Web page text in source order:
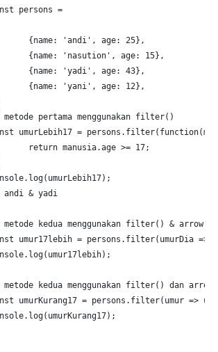
persons =
		{name: 'andi', age: 25},
		{name: 'nasution', age: 15},
		{name: 'yadi', age: 43},
		{name: 'yani', age: 12},
metode pertama menggunakan filter()
umurLebih17 =
		return manusia.age >= 17;
andi & yadi
metode kedua menggunakan filter() & arrow
umur17lebih = persons.filter(umurDia =>
metode kedua menggunakan filter() dan
umurKurang17 = persons.filter(umur =>